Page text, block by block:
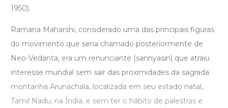
1950).
Ramana Maharshi, considerado uma das principais figuras
do movimento que seria chamado posteriormente de
Neo-Vedanta, era um renunciante (sannyasin) que atraiu
interesse mundial sem sair das proximidades da sagrada
montanha Arunachala, localizada em seu estado natal,
Tamil Nadu, na Índia, e sem ter o hábito de palestras e